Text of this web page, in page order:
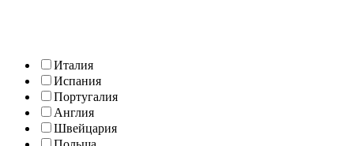
Италия
Испания
Португалия
Англия
Швейцария